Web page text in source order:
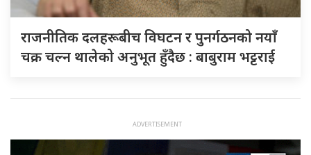
राजनीतिक दलहरूबीच विघटन र पुनर्गठनको नयाँ
चक्र चल्न थालेको अनुभूत हुँदैछ : बाबुराम भट्टराई